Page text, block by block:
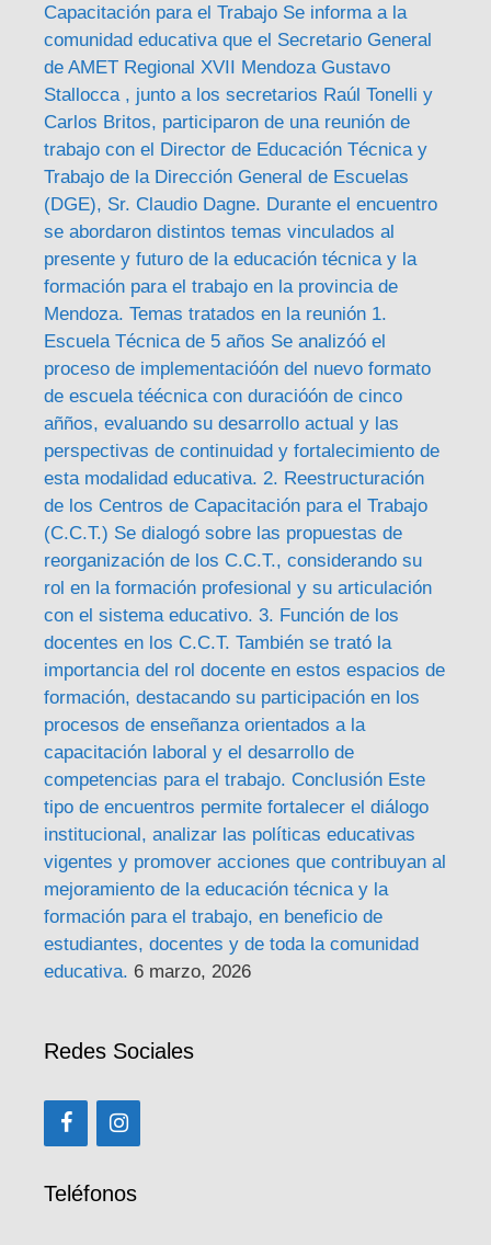
Capacitación para el Trabajo Se informa a la
comunidad educativa que el Secretario General
de AMET Regional XVII Mendoza Gustavo
Stallocca , junto a los secretarios Raúl Tonelli y
Carlos Britos, participaron de una reunión de
trabajo con el Director de Educación Técnica y
Trabajo de la Dirección General de Escuelas
(DGE), Sr. Claudio Dagne. Durante el encuentro
se abordaron distintos temas vinculados al
presente y futuro de la educación técnica y la
formación para el trabajo en la provincia de
Mendoza. Temas tratados en la reunión 1.
Escuela Técnica de 5 años Se analizóó el
proceso de implementacióón del nuevo formato
de escuela téécnica con duracióón de cinco
añños, evaluando su desarrollo actual y las
perspectivas de continuidad y fortalecimiento de
esta modalidad educativa. 2. Reestructuración
de los Centros de Capacitación para el Trabajo
(C.C.T.) Se dialogó sobre las propuestas de
reorganización de los C.C.T., considerando su
rol en la formación profesional y su articulación
con el sistema educativo. 3. Función de los
docentes en los C.C.T. También se trató la
importancia del rol docente en estos espacios de
formación, destacando su participación en los
procesos de enseñanza orientados a la
capacitación laboral y el desarrollo de
competencias para el trabajo. Conclusión Este
tipo de encuentros permite fortalecer el diálogo
institucional, analizar las políticas educativas
vigentes y promover acciones que contribuyan al
mejoramiento de la educación técnica y la
formación para el trabajo, en beneficio de
estudiantes, docentes y de toda la comunidad
educativa. 6 marzo, 2026
Redes Sociales
Teléfonos